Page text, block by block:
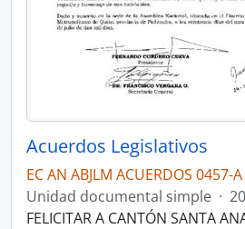
Acuerdos Legislativos
EC AN ABJLM ACUERDOS 0457-A
Unidad documental simple ·
FELICITAR A CANTÓN SANTA